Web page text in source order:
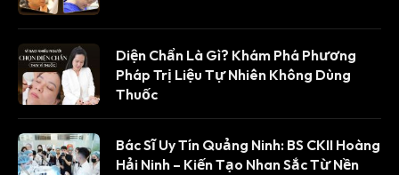
Diện Chẩn Là Gì? Khám Phá Phương
Pháp Trị Liệu Tự Nhiên Không Dùng
Thuốc
Bác Sĩ Uy Tín Quảng Ninh: BS CKII Hoàng
Hải Ninh – Kiến Tạo Nhan Sắc Từ Nền